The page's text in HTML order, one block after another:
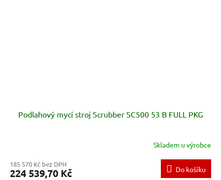
Podlahový mycí stroj Scrubber SC500 53 B FULL PKG
Skladem u výrobce
185 570 Kč bez DPH
224 539,70 Kč Do košíku